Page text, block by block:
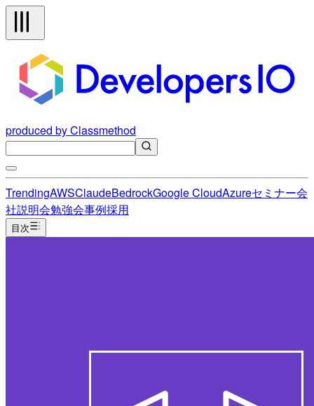
produced by Classmethod
TrendingAWSClaudeBedrockGoogle CloudAzureセミナー会
社説明会勉強会事例採用
目次